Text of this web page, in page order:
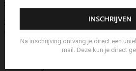
Stolp
Zeep
Aanvullende informatie
Merk Camps & Camps